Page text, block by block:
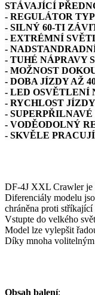
STÁVAJÍCÍ
- REGULÁTOR
- SILNÝ 60-TI
- EXTRÉMNÍ
-
- TUHÉ NÁPRAVY
- MOŽNOST
- DOBA JÍZDY AŽ
- LED OSVĚTLENÍ
- RYCHLOST
-
- VODĚODOLNÝ
- SKVĚLE
DF-4J XXL Crawler je
Diferenciály modelu
chráněna proti
Vstupte do velkého
Model lze vylepšit
Díky mnoha
Obsah balení: